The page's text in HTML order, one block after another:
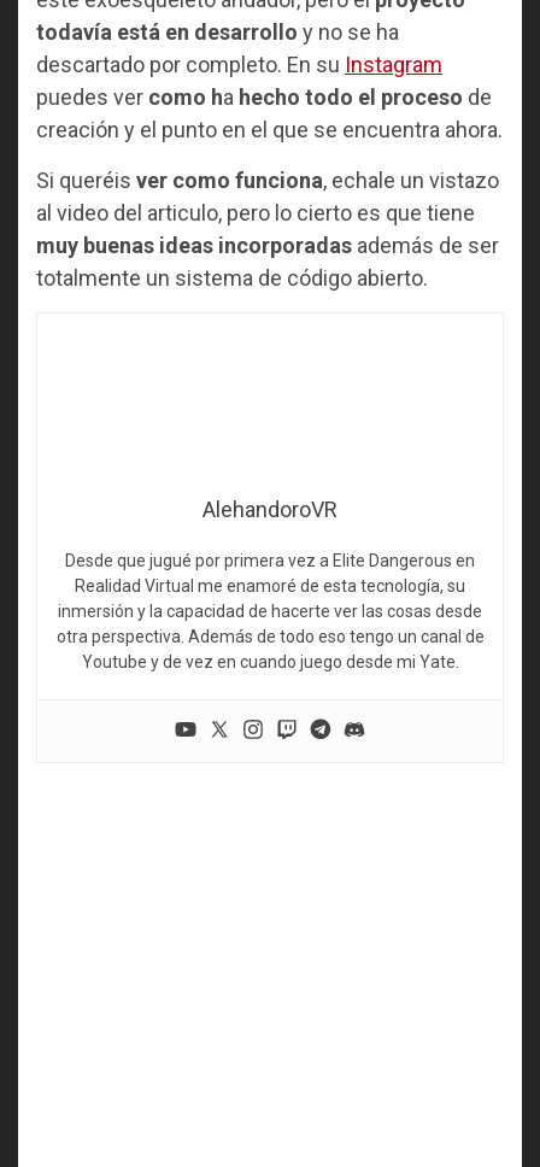
todavía está en desarrollo y no se ha
descartado por completo. En su Instagram
puedes ver como ha hecho todo el proceso de
creación y el punto en el que se encuentra ahora.
Si queréis ver como funciona, echale un vistazo
al video del articulo, pero lo cierto es que tiene
muy buenas ideas incorporadas además de ser
totalmente un sistema de código abierto.
AlehandoroVR
Desde que jugué por primera vez a Elite Dangerous en
Realidad Virtual me enamoré de esta tecnología, su
inmersión y la capacidad de hacerte ver las cosas desde
otra perspectiva. Además de todo eso tengo un canal de
Youtube y de vez en cuando juego desde mi Yate.